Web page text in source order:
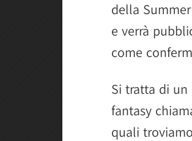
della
e verrà
come
Si tratta di un
fantasy
quali